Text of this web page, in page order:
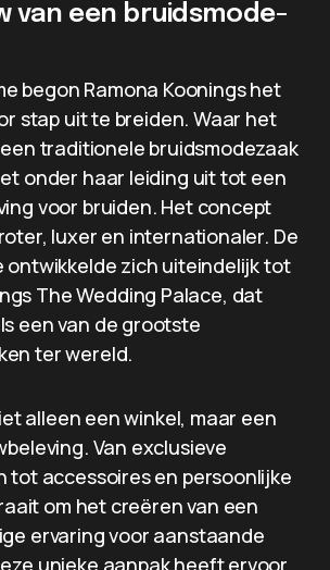
van een bruidsmode-
begon Ramona Koonings het
stap uit te breiden. Waar het
traditionele bruidsmodezaak
onder haar leiding uit tot een
voor bruiden. Het concept
luxer en internationaler. De
ontwikkelde zich uiteindelijk tot
The Wedding Palace, dat
een van de grootste
ter wereld.
alleen een winkel, maar een
Van exclusieve
tot accessoires en persoonlijke
om het creëren van een
ervaring voor aanstaande
unieke aanpak heeft ervoor